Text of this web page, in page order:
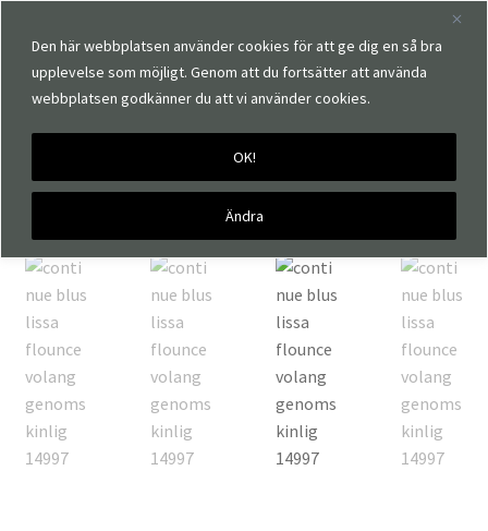
Den här webbplatsen använder cookies för att ge dig en så bra
upplevelse som möjligt. Genom att du fortsätter att använda
webbplatsen godkänner du att vi använder cookies.
Ändra
OK!
Hem
Märken Continue Continue Lissa Volangblus
🔍